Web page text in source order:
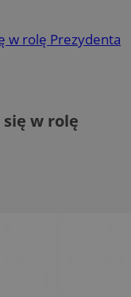
w rolę Prezydenta
w rolę